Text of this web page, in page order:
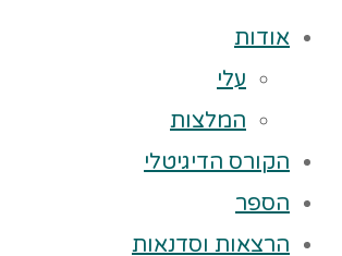
אודות
עלי
המלצות
הקורס הדיגיטלי
הספר
הרצאות וסדנאות